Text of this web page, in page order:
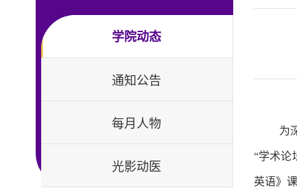
学院动态
通知公告
每月人物
光影动医
为
“学术论
英语》